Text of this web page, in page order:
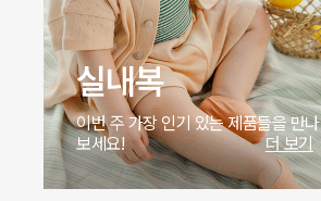
실내복
이번 주 가장 인기 있는 제품들을 만나
보세요!
더 보기